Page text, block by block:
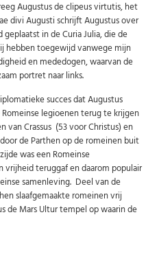
Augustus de clipeus virtutis, het
divi Augusti schrijft Augustus over
in de Curia Julia, die de
hebben toegewijd vanwege mijn
en mededogen, waarvan de
portret naar links.
succes dat Augustus
legioenen terug te krijgen
van Crassus (53 voor Christus) en
de Parthen op de romeinen buit
was een Romeinse
vrijheid teruggaf en daarom populair
samenleving. Deel van de
slaafgemaakte romeinen vrij
de Mars Ultur tempel op waarin de